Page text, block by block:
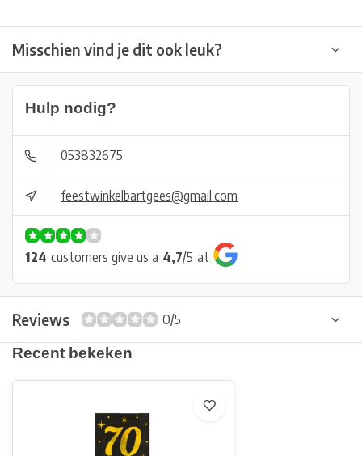
Misschien vind je dit ook leuk?
Hulp nodig?
053832675
feestwinkelbartgees@gmail.com
124 customers give us a 4,7/5 at
Reviews
0/5
Recent bekeken